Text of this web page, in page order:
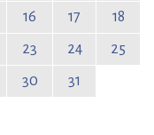
16 17
18
23 24
25
30 31